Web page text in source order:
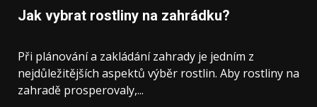
Jak vybrat rostliny na zahrádku?
Při ⁤plánování a zakládání zahrady je jedním ‌z
nejdůležitějších​ aspektů⁣ výběr rostlin. Aby⁢ rostliny‍ na
zahradě prosperovaly,...